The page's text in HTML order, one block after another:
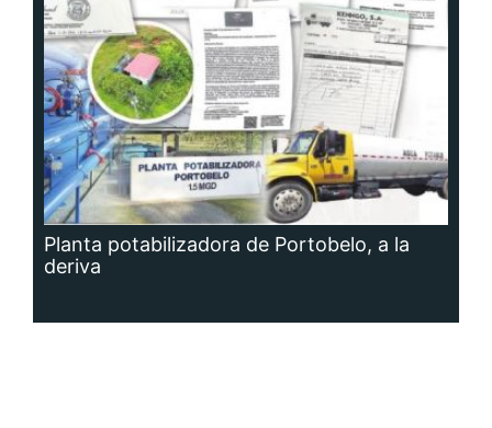
Planta potabilizadora de Portobelo, a la
deriva